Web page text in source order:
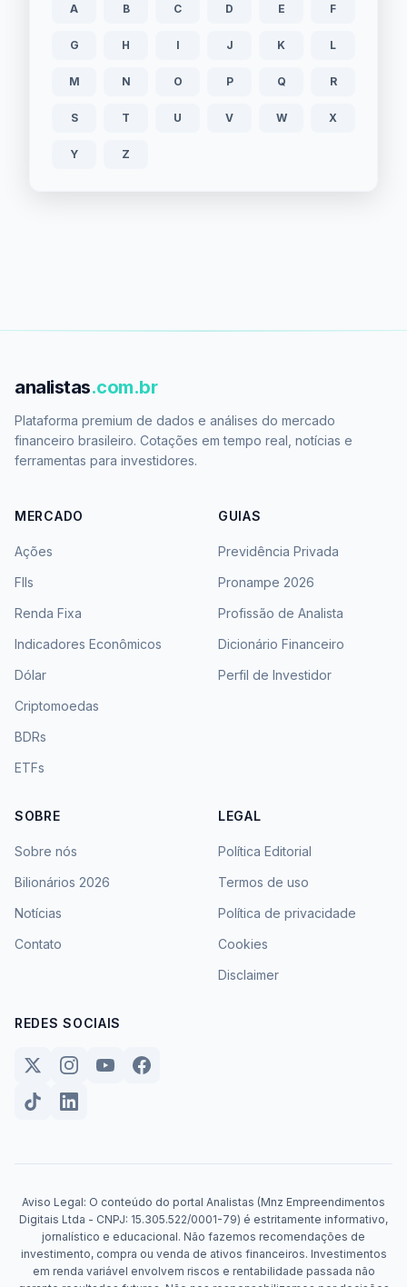
A B C D E F
G H I J K L
M N O P Q R
S T U V W X
Y Z
analistas.com.br
Plataforma premium de dados e análises do mercado
financeiro brasileiro. Cotações em tempo real, notícias e
ferramentas para investidores.
MERCADO
Ações
FIIs
Renda Fixa
Indicadores Econômicos
Dólar
Criptomoedas
BDRs
ETFs
GUIAS
Previdência Privada
Pronampe 2026
Profissão de Analista
Dicionário Financeiro
Perfil de Investidor
SOBRE
Sobre nós
Bilionários 2026
Notícias
Contato
LEGAL
Política Editorial
Termos de uso
Política de privacidade
Cookies
Disclaimer
REDES SOCIAIS
Aviso Legal: O conteúdo do portal Analistas (Mnz Empreendimentos
Digitais Ltda - CNPJ: 15.305.522/0001-79) é estritamente informativo,
jornalístico e educacional. Não fazemos recomendações de
investimento, compra ou venda de ativos financeiros. Investimentos
em renda variável envolvem riscos e rentabilidade passada não